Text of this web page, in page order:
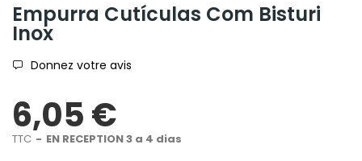
Empurra Cutículas Com Bisturi
Inox
Donnez votre avis
6,05 €
TTC EN RECEPTION 3 a 4 dias